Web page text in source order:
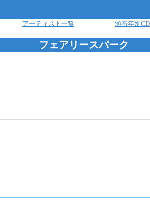
アーティスト一覧 頒布年別CD
フェアリースパーク